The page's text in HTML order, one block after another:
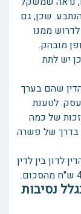
שכן, גם
ממנו
מובהק.
יש לתת
לבית הדין שהם בערך
לטענת
זכות של כמה
בדרך של פשרה
לדון בין לדין
נסיבות